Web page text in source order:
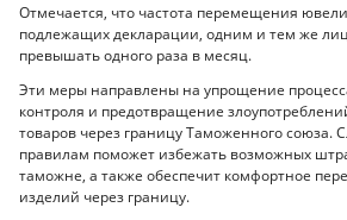
Отмечается, что частота перемещения
подлежащих декларации, одним и тем же
превышать одного раза в месяц.
Эти меры направлены на упрощение
контроля и предотвращение
товаров через границу Таможенного союза.
правилам поможет избежать возможных
таможне, а также обеспечит комфортное
изделий через границу.